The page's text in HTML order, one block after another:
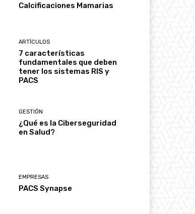
Calcificaciones Mamarias
ARTÍCULOS
7 características
fundamentales que deben
tener los sistemas RIS y
PACS
GESTIÓN
¿Qué es la Ciberseguridad
en Salud?
EMPRESAS
PACS Synapse